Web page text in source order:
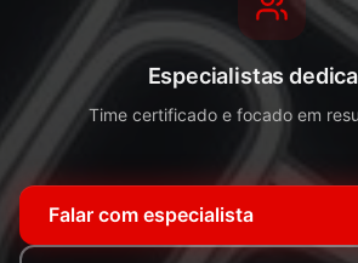
Especialistas
Time certificado e focado em
Falar com especialista